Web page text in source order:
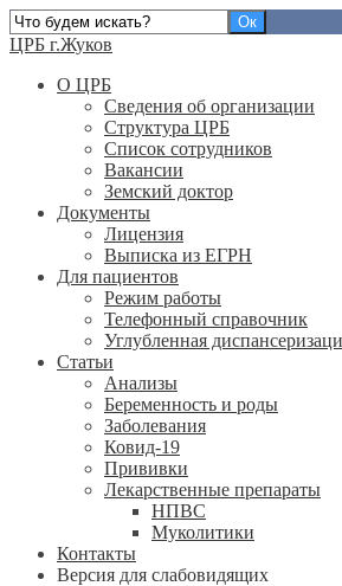
ЦРБ г.Жуков
О ЦРБ
Сведения об организации
Структура ЦРБ
Список сотрудников
Вакансии
Земский доктор
Документы
Лицензия
Выписка из ЕГРН
Для пациентов
Режим работы
Телефонный справочник
Углубленная
Статьи
Анализы
Беременность и роды
Заболевания
Ковид-19
Прививки
Лекарственные препараты
НПВС
Муколитики
Контакты
Версия для слабовидящих